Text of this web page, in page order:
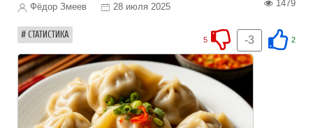
Фёдор Змеев 28 июля 2025 1479
СТАТИСТИКА 2
-3
5